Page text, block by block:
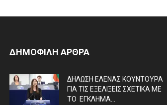
ΔΗΜΟΦΙΛΗ ΑΡΘΡΑ
ΔΗΛΩΣΗ ΕΛΕΝΑΣ ΚΟΥΝΤΟΥΡΑ
ΓΙΑ ΤΙΣ ΕΞΕΛΙΞΕΙΣ ΣΧΕΤΙΚΑ ΜΕ
ΤΟ ΕΓΚΛΗΜΑ...